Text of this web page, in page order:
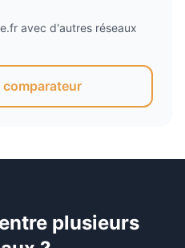
avec d'autres réseaux
plusieurs